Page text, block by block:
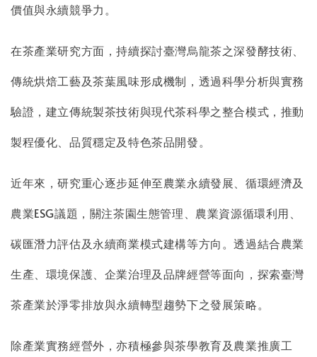
價值與永續競爭力。
在茶產業研究方面，持續探討臺灣烏龍茶之深發酵技術、
傳統烘焙工藝及茶葉風味形成機制，透過科學分析與實務
驗證，建立傳統製茶技術與現代茶科學之整合模式，推動
製程優化、品質穩定及特色茶品開發。
近年來，研究重心逐步延伸至農業永續發展、循環經濟及
農業ESG議題，關注茶園生態管理、農業資源循環利用、
碳匯潛力評估及永續商業模式建構等方向。透過結合農業
生產、環境保護、企業治理及品牌經營等面向，探索臺灣
茶產業於淨零排放與永續轉型趨勢下之發展策略。
除產業實務經營外，亦積極參與茶學教育及農業推廣工